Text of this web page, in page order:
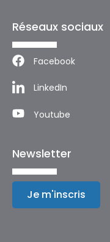
Réseaux sociaux
Facebook
LinkedIn
Youtube
Newsletter
Je m'inscris